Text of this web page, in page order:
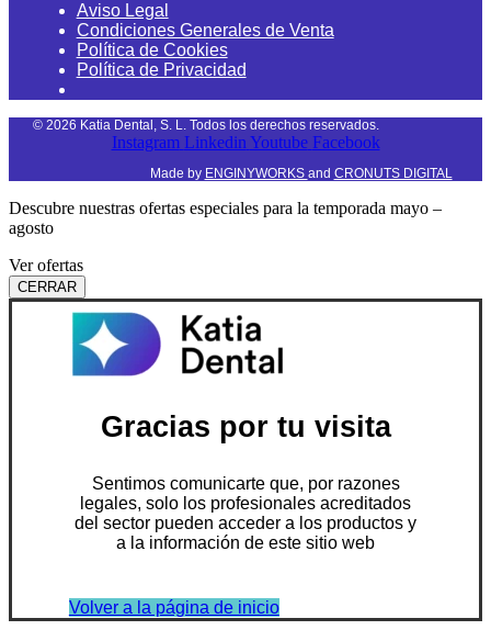
Aviso Legal
Condiciones Generales de Venta
Política de Cookies
Política de Privacidad
© 2026 Katia Dental, S. L. Todos los derechos reservados.
Instagram Linkedin Youtube Facebook
Made by ENGINYWORKS and CRONUTS DIGITAL
Descubre nuestras ofertas especiales para la temporada mayo –
agosto
Ver ofertas
CERRAR
Gracias por tu visita
Sentimos comunicarte que, por razones
legales, solo los profesionales acreditados
del sector pueden acceder a los productos y
a la información de este sitio web
Volver a la página de inicio